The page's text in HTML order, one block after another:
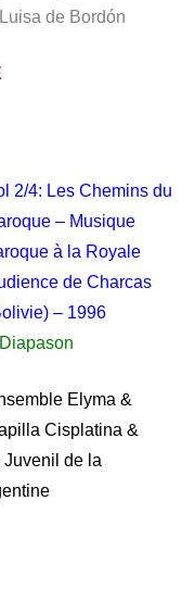
de Bordón
2/4: Les Chemins du
– Musique
à la Royale
de Charcas
– 1996
Elyma &
Cisplatina &
Juvenil de la